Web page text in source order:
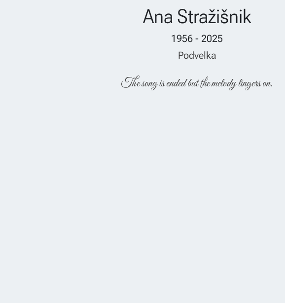
Ana Stražišnik
1956 - 2025
Podvelka
The song is ended but the melody lingers on.